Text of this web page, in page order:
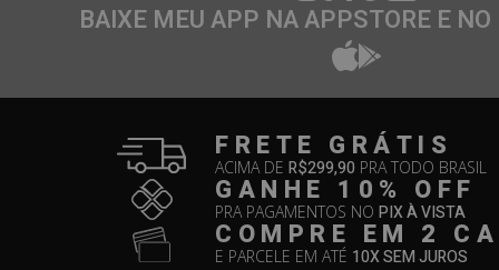
BAIXE MEU APP NA APPSTORE E
FRETE GRÁTIS
ACIMA DER$299,90 PRA TODO BRASIL
GANHE 10% OFF
PRA PAGAMENTOS NOPIX À VISTA
COMPRE EM 2
E PARCELE EM ATÉ 10X SEM JUROS